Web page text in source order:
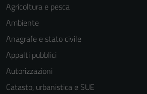
Agricoltura e pesca
Ambiente
Anagrafe e stato civile
Appalti pubblici
Autorizzazioni
Catasto, urbanistica e SUE